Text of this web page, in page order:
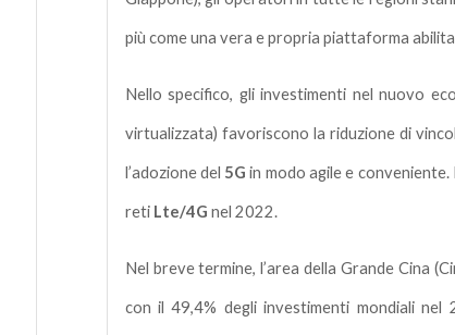
più come una vera e propria piattaforma
Nello specifico, gli investimenti nel nuovo
virtualizzata) favoriscono la riduzione di
l’adozione del 5G in modo agile e
reti Lte/4G nel 2022.
Nel breve termine, l’area della Grande Cina
con il 49,4% degli investimenti mondiali